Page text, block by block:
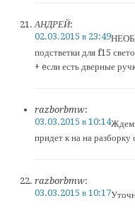
АНДРЕЙ:
02.03.2015 в 23:49
подстветки для f15
+ eсли есть дверные
razborbmw:
03.03.2015 в 10:14Ждем
придет к на на
razborbmw:
03.03.2015 в 10:17